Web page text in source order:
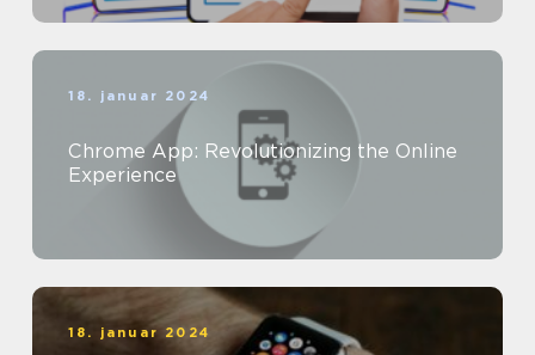
18. januar 2024
Chrome App: Revolutionizing the Online
Experience
18. januar 2024